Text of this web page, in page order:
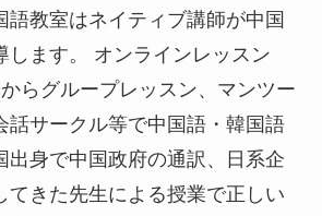
語教室はネイティブ講師が中国
します。 オンラインレッスン
からグループレッスン、マンツー
話サークル等で中国語・韓国語
出身で中国政府の通訳、日系企
てきた先生による授業で正しい